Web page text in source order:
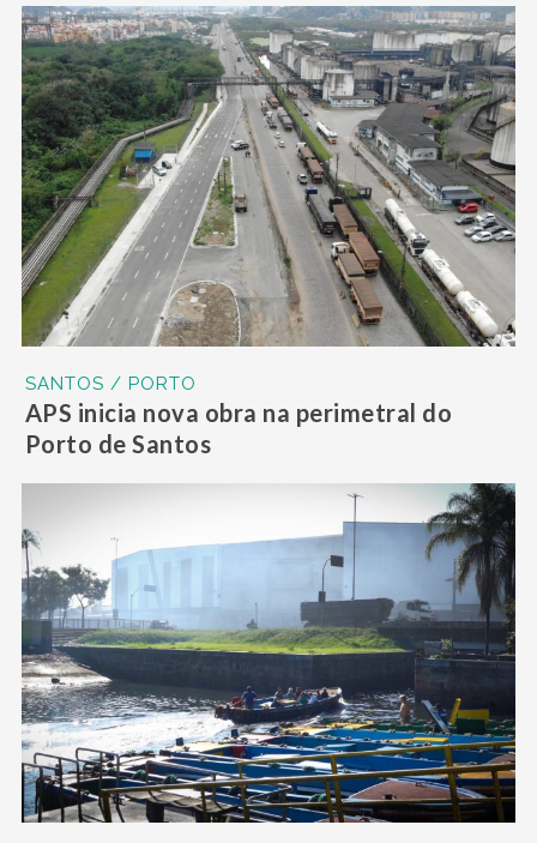
SANTOS / PORTO
APS inicia nova obra na perimetral do
Porto de Santos